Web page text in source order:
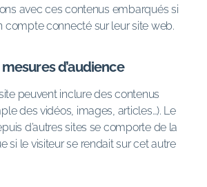
avec ces contenus embarqués si
compte connecté sur leur site web.
d’audience
peuvent inclure des contenus
des vidéos, images, articles…). Le
d’autres sites se comporte de la
si le visiteur se rendait sur cet autre